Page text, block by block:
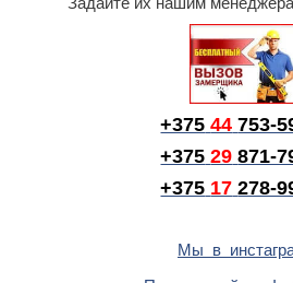
+375 44 753-
+375 29 871-
+375 17 278-
Мы в